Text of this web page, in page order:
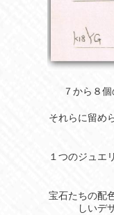
７から８
それらに留め
１つのジュエ
宝石たちの配
しいデ